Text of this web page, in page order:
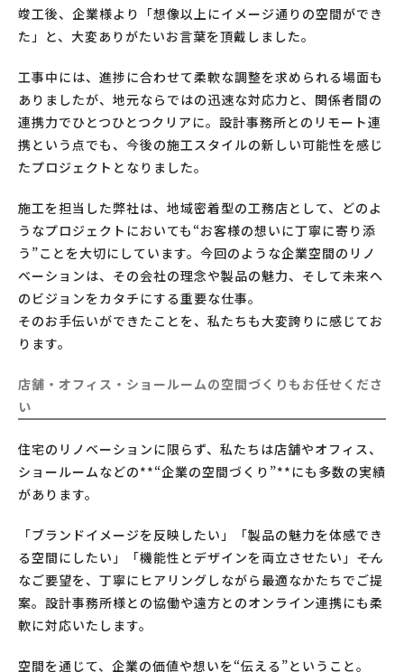
竣工後、企業様より「想像以上にイメージ通りの空間ができ
た」と、大変ありがたいお言葉を頂戴しました。
工事中には、進捗に合わせて柔軟な調整を求められる場面も
ありましたが、地元ならではの迅速な対応力と、関係者間の
連携力でひとつひとつクリアに。設計事務所とのリモート連
携という点でも、今後の施工スタイルの新しい可能性を感じ
たプロジェクトとなりました。
施工を担当した弊社は、地域密着型の工務店として、どのよ
うなプロジェクトにおいても“お客様の想いに丁寧に寄り添
う”ことを大切にしています。今回のような企業空間のリノ
ベーションは、その会社の理念や製品の魅力、そして未来へ
のビジョンをカタチにする重要な仕事。
そのお手伝いができたことを、私たちも大変誇りに感じてお
ります。
店舗・オフィス・ショールームの空間づくりもお任せくださ
い
住宅のリノベーションに限らず、私たちは店舗やオフィス、
ショールームなどの**“企業の空間づくり”**にも多数の実績
があります。
「ブランドイメージを反映したい」「製品の魅力を体感でき
る空間にしたい」「機能性とデザインを両立させたい」――そん
なご要望を、丁寧にヒアリングしながら最適なかたちでご提
案。設計事務所様との協働や遠方とのオンライン連携にも柔
軟に対応いたします。
空間を通じて、企業の価値や想いを“伝える”ということ。